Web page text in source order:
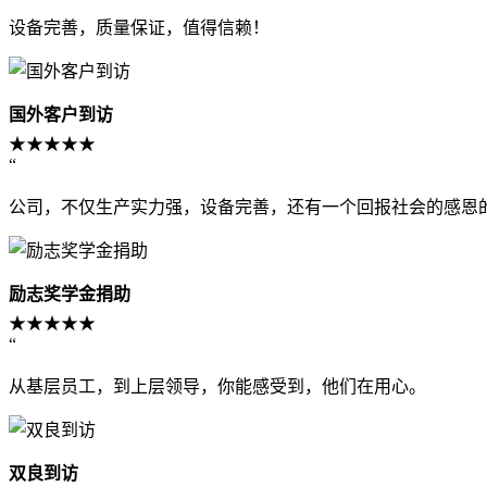
设备完善，质量保证，值得信赖！
国外客户到访
★★★★★
“
公司，不仅生产实力强，设备完善，还有一个回报社会的感恩
励志奖学金捐助
★★★★★
“
从基层员工，到上层领导，你能感受到，他们在用心。
双良到访